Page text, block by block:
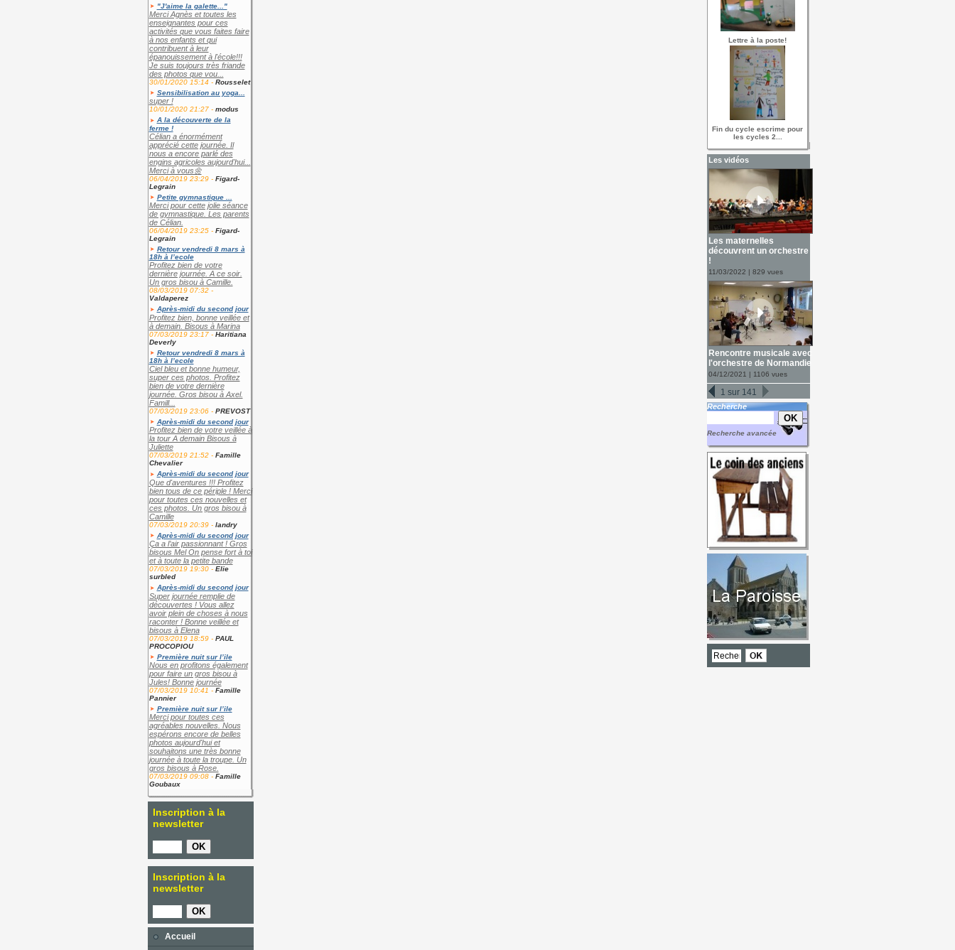
"J'aime la galette..."
Merci Agnès et toutes les
enseignantes pour ces
activités que vous faites faire
à nos enfants et qui
contribuent à leur
épanouissement à l'école!!!
Je suis toujours très friande
des photos que vou...
30/01/2020 15:14 - Rousselet
Sensibilisation au yoga...
super !
10/01/2020 21:27 - modus
A la découverte de la
ferme !
Célian a énormément
apprécié cette journée. Il
nous a encore parlé des
engins agricoles aujourd'hui...
Merci à vous🌼
06/04/2019 23:29 - Figard-
Legrain
Petite gymnastique ...
Merci pour cette jolie séance
de gymnastique. Les parents
de Célian.
06/04/2019 23:25 - Figard-
Legrain
Retour vendredi 8 mars à
18h à l’ecole
Profitez bien de votre
dernière journée. A ce soir.
Un gros bisou à Camille.
08/03/2019 07:32 -
Valdaperez
Après-midi du second jour
Profitez bien, bonne veillée et
à demain. Bisous à Marina
07/03/2019 23:17 - Haritiana
Deverly
Retour vendredi 8 mars à
18h à l’ecole
Ciel bleu et bonne humeur,
super ces photos. Profitez
bien de votre dernière
journée. Gros bisou à Axel.
Famill...
07/03/2019 23:06 - PREVOST
Après-midi du second jour
Profitez bien de votre veillée à
la tour A demain Bisous à
Juliette
07/03/2019 21:52 - Famille
Chevalier
Après-midi du second jour
Que d'aventures !!! Profitez
bien tous de ce périple ! Merci
pour toutes ces nouvelles et
ces photos. Un gros bisou à
Camille
07/03/2019 20:39 - landry
Après-midi du second jour
Ça a l’air passionnant ! Gros
bisous Mel On pense fort à toi
et à toute la petite bande
07/03/2019 19:30 - Elie
surbled
Après-midi du second jour
Super journée remplie de
découvertes ! Vous allez
avoir plein de choses à nous
raconter ! Bonne veillée et
bisous à Elena
07/03/2019 18:59 - PAUL
PROCOPIOU
Première nuit sur l’ile
Nous en profitons également
pour faire un gros bisou à
Jules! Bonne journée
07/03/2019 10:41 - Famille
Pannier
Première nuit sur l’ile
Merci pour toutes ces
agréables nouvelles. Nous
espérons encore de belles
photos aujourd'hui et
souhaitons une très bonne
journée à toute la troupe. Un
gros bisous à Rose.
07/03/2019 09:08 - Famille
Goubaux
Inscription à la
newsletter
Inscription à la
newsletter
Accueil
Lettre à la poste!
Fin du cycle escrime pour
les cycles 2...
Les vidéos
Les maternelles
découvrent un orchestre
!
11/03/2022 | 829 vues
Rencontre musicale avec
l'orchestre de Normandie
04/12/2021 | 1106 vues
1 sur 141
Recherche
Recherche avancée